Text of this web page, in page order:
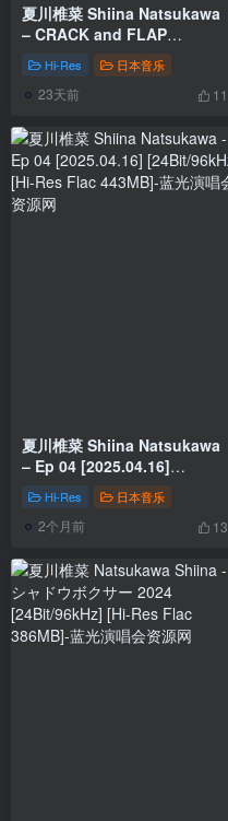
夏川椎菜 Shiina Natsukawa
– CRACK and FLAP
[2026.02.04] [24Bit/96kHz]
[Hi-Res Flac 821MB]
Hi-Res 日本音乐
23天前 11
夏川椎菜 Shiina Natsukawa
– Ep 04 [2025.04.16]
[24Bit/96kHz] [Hi-Res Flac
443MB]
Hi-Res 日本音乐
2个月前 13